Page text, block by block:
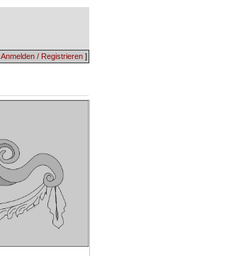
Anmelden / Registrieren ]